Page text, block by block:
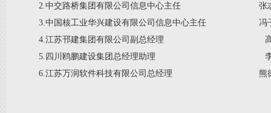
2.中交路桥集团有限公司信息中心主任
张
3.中国核工业华兴建设有限公司信息中心主任
冯
4.江苏邗建集团有限公司副总经理
5.四川鸥鹏建设集团总经理助理
6.江苏万润软件科技有限公司总经理
熊